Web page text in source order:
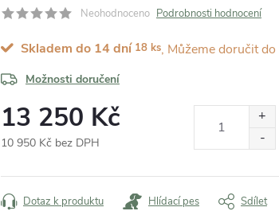
Neohodnoceno Podrobnosti hodnocení
Skladem do 14 dní 18 ks
Možnosti doručení
13 250 Kč
10 950 Kč bez DPH
cena:
Dotaz k produktu Hlídací pes Sdílet